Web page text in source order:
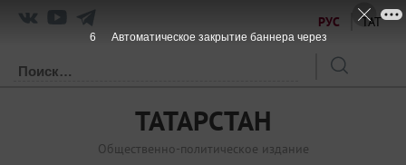
РУС ТАТ
ТАТАРСТАН
Общественно-политическое издание
5 Автоматическое закрытие баннера через